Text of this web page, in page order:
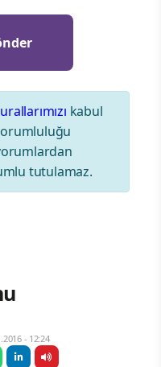
kabul
tutulamaz.
- 12:24